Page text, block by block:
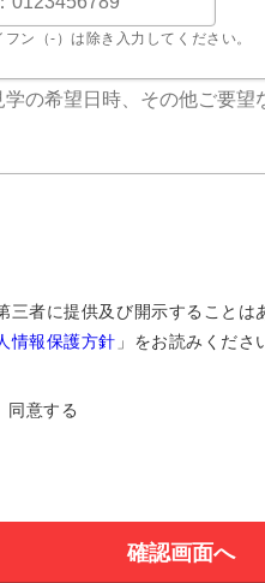
ン（-）は除き入力してください。
者に提供及び開示することは
情報保護方針 」をお読みくださ
同意する